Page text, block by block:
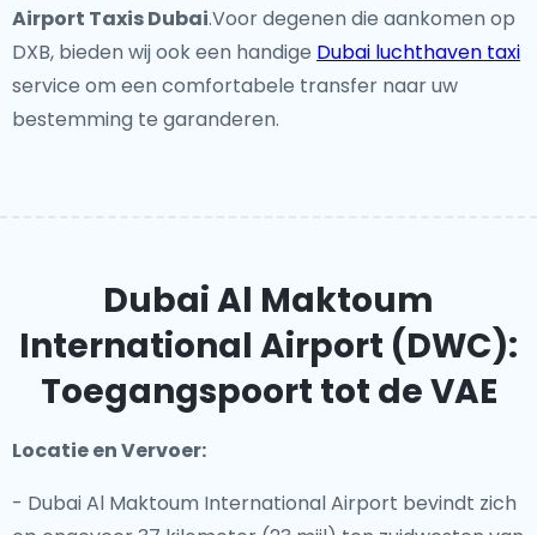
Airport Taxis Dubai.Voor degenen die aankomen op
DXB, bieden wij ook een handige Dubai luchthaven taxi
service om een comfortabele transfer naar uw
bestemming te garanderen.
Dubai Al Maktoum
International Airport (DWC):
Toegangspoort tot de VAE
Locatie en Vervoer:
- Dubai Al Maktoum International Airport bevindt zich